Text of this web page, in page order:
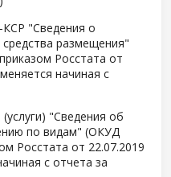
"Сведения о
размещения"
Росстата от
начиная с
"Сведения об
по видам" (ОКУД
Росстата от 22.07.2019
с отчета за